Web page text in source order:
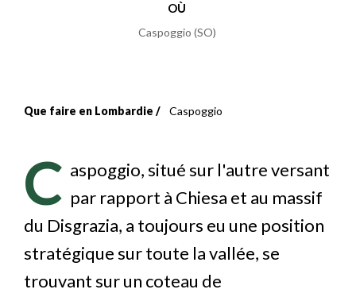
OÙ
Caspoggio (SO)
d'Ariane
Que faire en Lombardie Caspoggio
C aspoggio, situé sur l'autre versant
par rapport à Chiesa et au massif
du Disgrazia, a toujours eu une position
stratégique sur toute la vallée, se
trouvant sur un coteau de